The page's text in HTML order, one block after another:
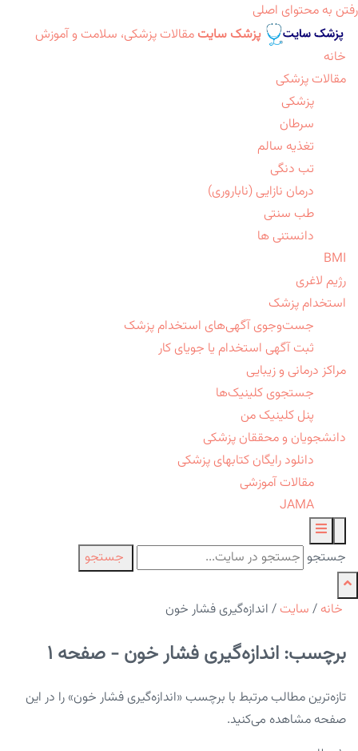
رفتن به محتوای اصلی
پزشک سایت مقالات پزشکی، سلامت و آموزش
خانه
مقالات پزشکی
پزشکی
سرطان
تغذیه سالم
تب دنگی
درمان نازایی (ناباروری)
طب سنتی
دانستنی ها
BMI
رژیم لاغری
استخدام پزشک
جست‌وجوی آگهی‌های استخدام پزشک
ثبت آگهی استخدام یا جویای کار
مراکز درمانی و زیبایی
جستجوی کلینیک‌ها
پنل کلینیک من
دانشجویان و محققان پزشکی
دانلود رایگان کتابهای پزشکی
مقالات آموزشی
JAMA
جستجو جستجو
خانه / سایت / اندازه‌گیری فشار خون
برچسب: اندازه‌گیری فشار خون - صفحه 1
تازه‌ترین مطالب مرتبط با برچسب «اندازه‌گیری فشار خون» را در این
صفحه مشاهده می‌کنید.